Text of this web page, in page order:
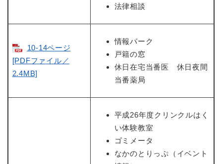
法律相談
10-14ページ
[PDFファイル／
2.4MB]
情報パーク
戸籍の窓
休日在宅当番医 休日夜間
当番薬局
平成26年度クリンクルはく
い体験教室
ゴミメータ
なかのとりっぷ（イベント